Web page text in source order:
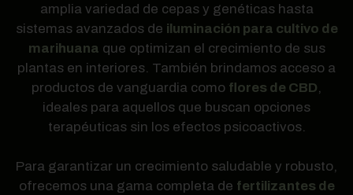
amplia variedad de cepas y genéticas hasta
sistemas avanzados de iluminación para cultivo de
marihuana que optimizan el crecimiento de sus
plantas en interiores. También brindamos acceso a
productos de vanguardia como flores de CBD,
ideales para aquellos que buscan opciones
terapéuticas sin los efectos psicoactivos.
Para garantizar un crecimiento saludable y robusto,
ofrecemos una gama completa de fertilizantes de